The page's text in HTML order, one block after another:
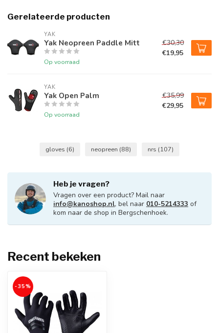
Gerelateerde producten
YAK
Yak Neopreen Paddle Mitt
Op voorraad
€30,30
€19,95
YAK
Yak Open Palm
Op voorraad
€35,99
€29,95
gloves (6) neopreen (88) nrs (107)
Heb je vragen?
Vragen over een product? Mail naar
info@kanoshop.nl, bel naar 010-5214333 of
kom naar de shop in Bergschenhoek.
Recent bekeken
-35%